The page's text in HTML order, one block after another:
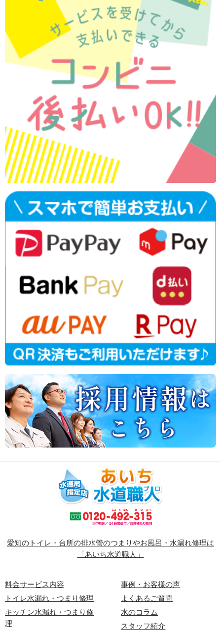
愛知のトイレ・台所の排水管のつまりやお風呂・水漏れ修理は
「あいち水道職人」
料金サービス内容
トイレ水漏れ・つまり修理
キッチン水漏れ・つまり修
理
事例・お客様の声
よくあるご質問
水のコラム
スタッフ紹介